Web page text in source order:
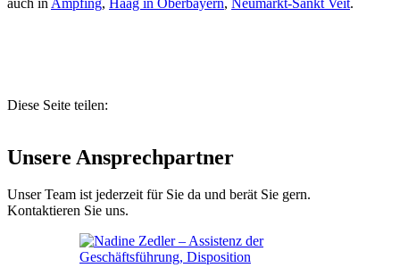
Diese Seite teilen:
Unsere Ansprechpartner
Unser Team ist jederzeit für Sie da und berät Sie gern.
Kontaktieren Sie uns.